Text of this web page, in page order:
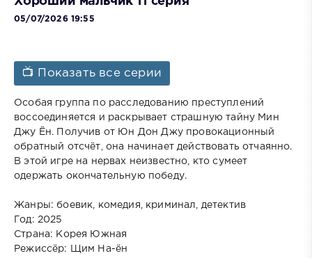
05/07/2026 19:55
📺 Показать все серии
Особая группа по расследованию преступлений
воссоединяется и раскрывает страшную тайну Мин
Джу Ён. Получив от Юн Дон Джу провокационный
обратный отсчёт, она начинает действовать отчаянно.
В этой игре на нервах неизвестно, кто сумеет
одержать окончательную победу.
Жанры: боевик, комедия, криминал, детектив
Год: 2025
Страна: Корея Южная
Режиссёр: Щим На-ён